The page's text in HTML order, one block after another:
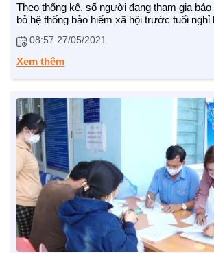
Theo thống kê, số người đang tham gia
bỏ hệ thống bảo hiểm xã hội trước tuổi
08:57 27/05/2021
Xem thêm